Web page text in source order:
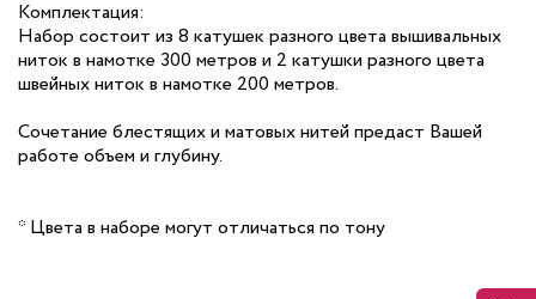
Комплектация:
Набор состоит из 8 катушек разного цвета вышивальных
ниток в намотке 300 метров и 2 катушки разного цвета
швейных ниток в намотке 200 метров.
Сочетание блестящих и матовых нитей предаст Вашей
работе объем и глубину.
* Цвета в наборе могут отличаться по тону